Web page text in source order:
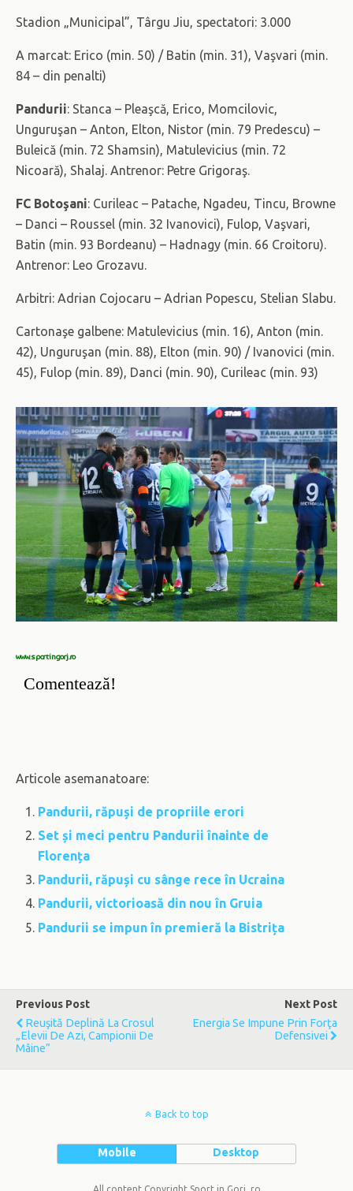
Stadion „Municipal”, Târgu Jiu, spectatori: 3.000
A marcat: Erico (min. 50) / Batin (min. 31), Vaşvari (min.
84 – din penalti)
Pandurii: Stanca – Pleaşcă, Erico, Momcilovic,
Unguruşan – Anton, Elton, Nistor (min. 79 Predescu) –
Buleică (min. 72 Shamsin), Matulevicius (min. 72
Nicoară), Shalaj. Antrenor: Petre Grigoraş.
FC Botoşani: Curileac – Patache, Ngadeu, Tincu, Browne
– Danci – Roussel (min. 32 Ivanovici), Fulop, Vaşvari,
Batin (min. 93 Bordeanu) – Hadnagy (min. 66 Croitoru).
Antrenor: Leo Grozavu.
Arbitri: Adrian Cojocaru – Adrian Popescu, Stelian Slabu.
Cartonaşe galbene: Matulevicius (min. 16), Anton (min.
42), Unguruşan (min. 88), Elton (min. 90) / Ivanovici (min.
45), Fulop (min. 89), Danci (min. 90), Curileac (min. 93)
www.sportingorj.ro
Comentează!
Articole asemanatoare:
Pandurii, răpuși de propriile erori
Set și meci pentru Pandurii înainte de
Florența
Pandurii, răpuși cu sânge rece în Ucraina
Pandurii, victorioasă din nou în Gruia
Pandurii se impun în premieră la Bistrița
Previous Post
Reuşită Deplină La Crosul
„Elevii De Azi, Campionii De
Mâine”
Next Post
Energia Se Impune Prin Forţa
Defensivei
Back to top
Mobile Desktop
All content Copyright Sport in Gorj .ro